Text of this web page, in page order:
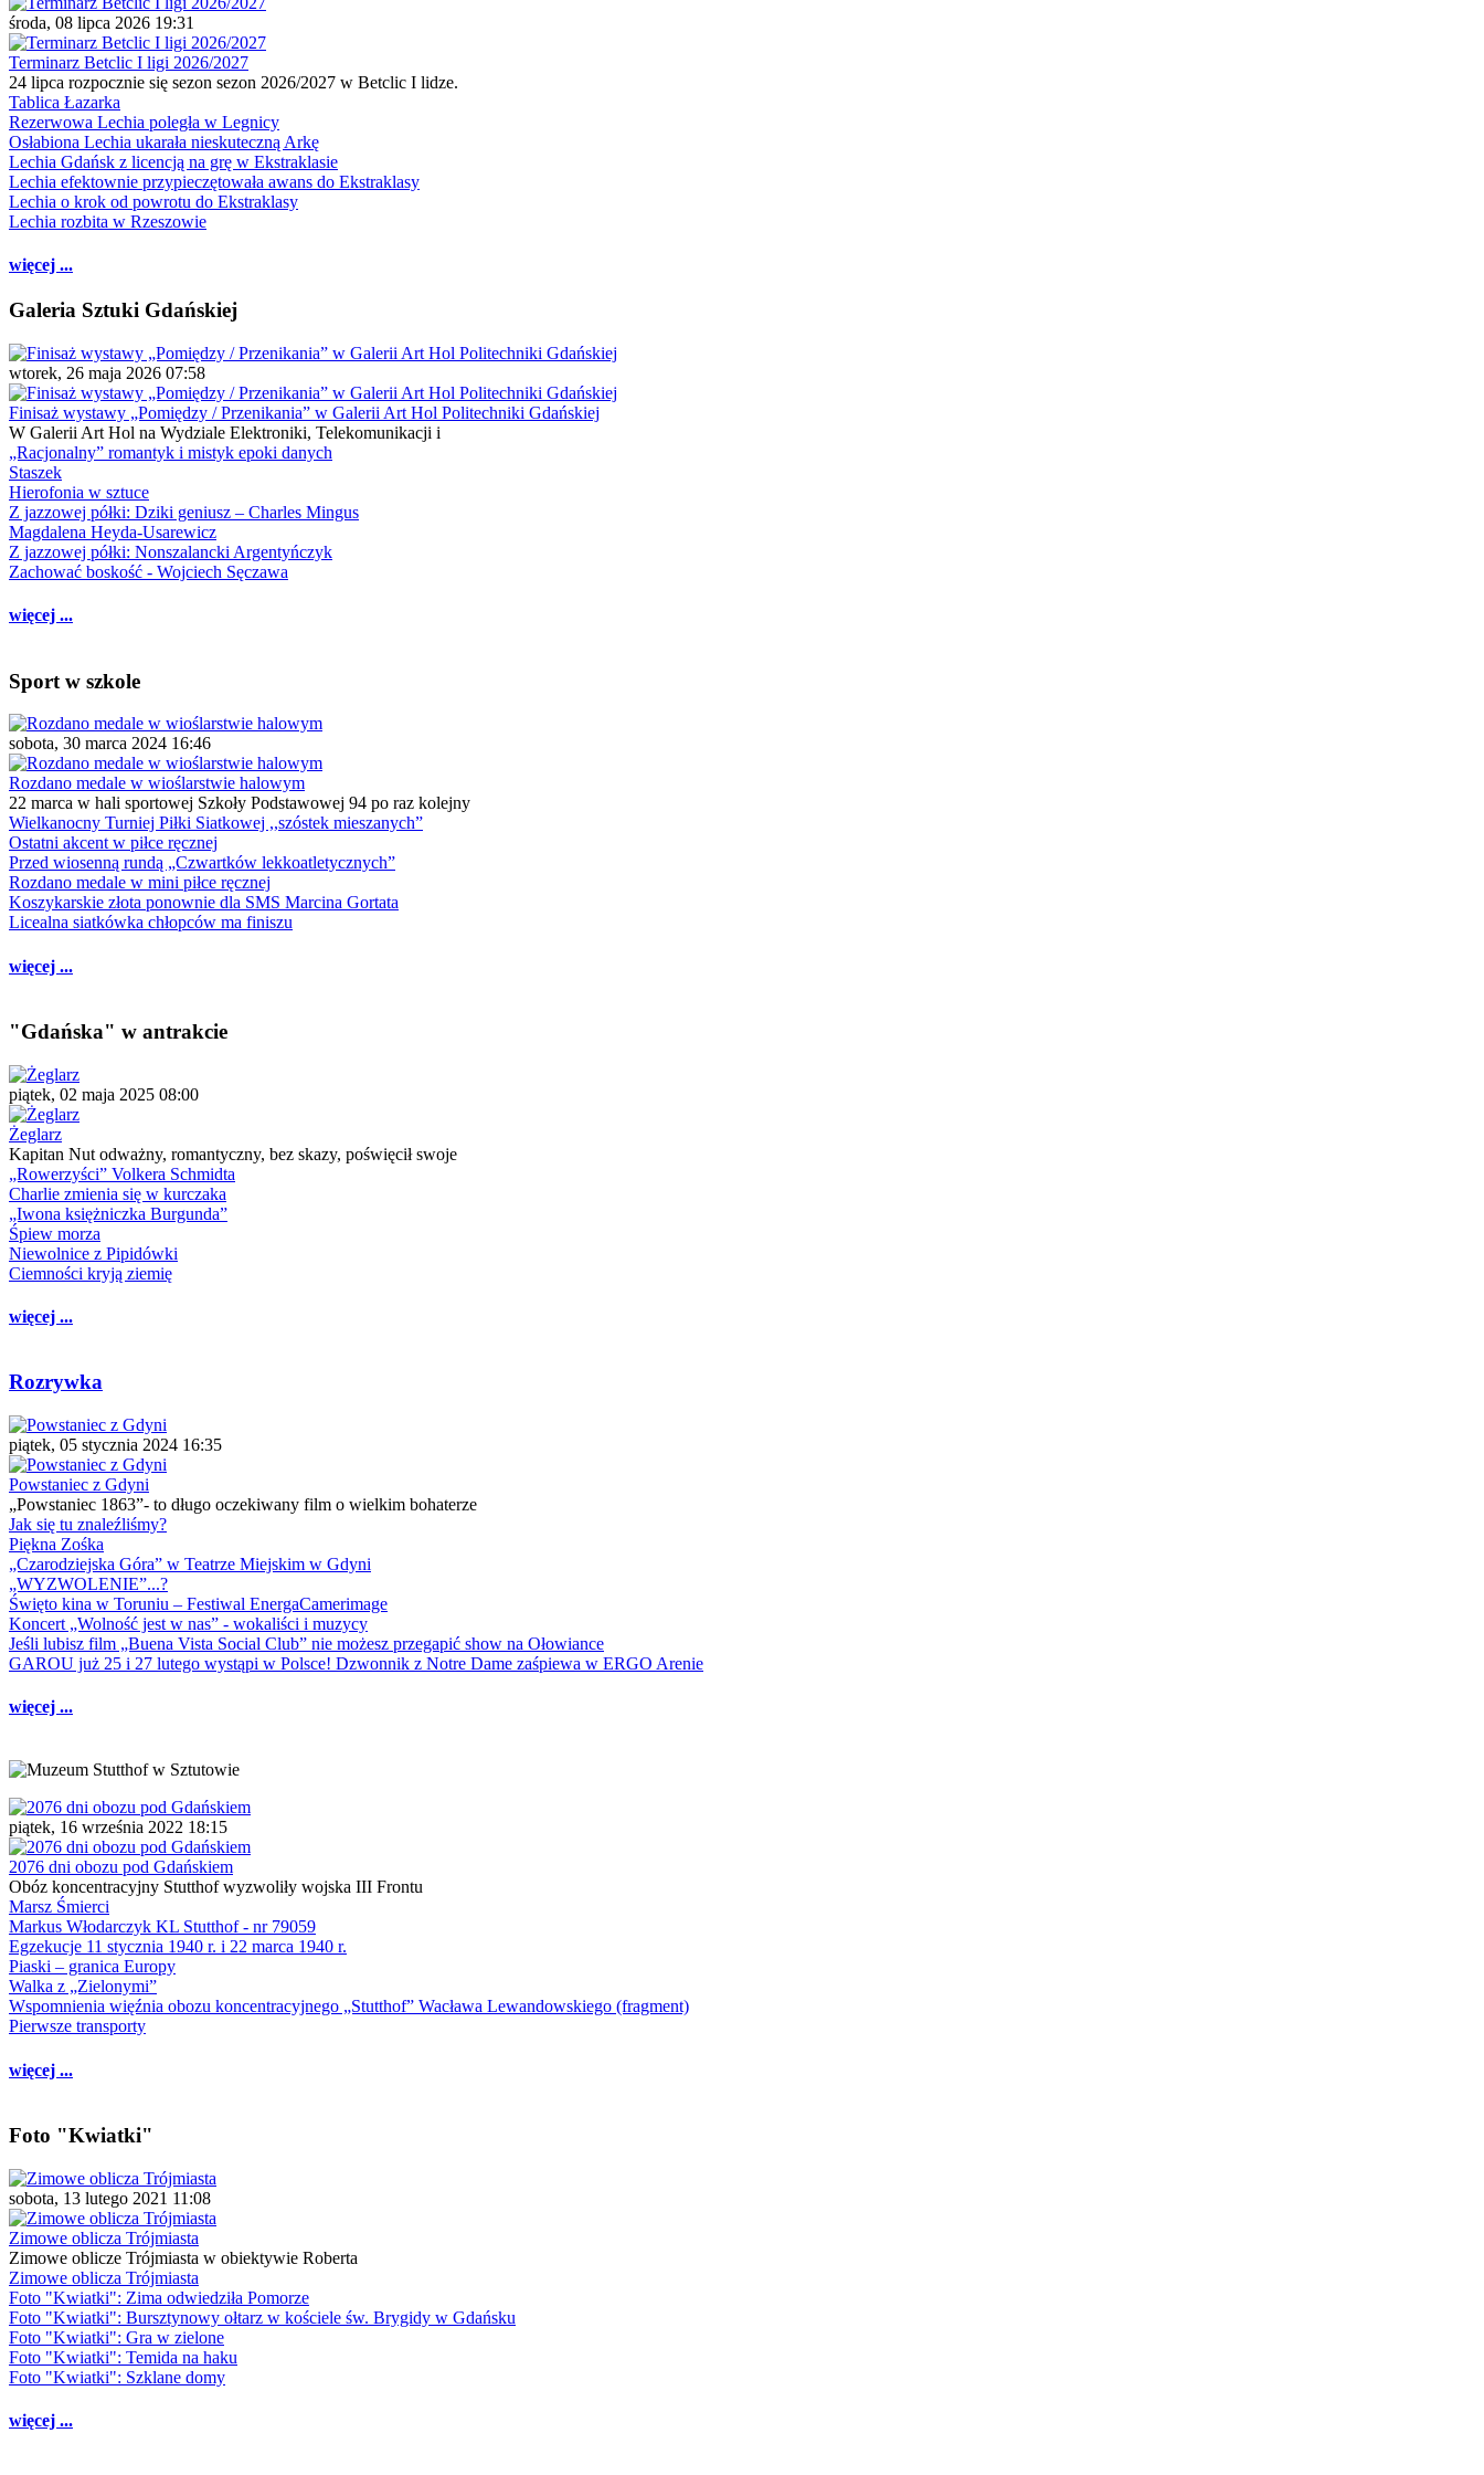
środa, 08 lipca 2026 19:31
Terminarz Betclic I ligi 2026/2027
24 lipca rozpocznie się sezon sezon 2026/2027 w Betclic I lidze.
Tablica Łazarka
Rezerwowa Lechia poległa w Legnicy
Osłabiona Lechia ukarała nieskuteczną Arkę
Lechia Gdańsk z licencją na grę w Ekstraklasie
Lechia efektownie przypieczętowała awans do Ekstraklasy
Lechia o krok od powrotu do Ekstraklasy
Lechia rozbita w Rzeszowie
więcej ...
Galeria Sztuki Gdańskiej
wtorek, 26 maja 2026 07:58
Finisaż wystawy „Pomiędzy / Przenikania” w Galerii Art Hol Politechniki Gdańskiej
W Galerii Art Hol na Wydziale Elektroniki, Telekomunikacji i
„Racjonalny” romantyk i mistyk epoki danych
Staszek
Hierofonia w sztuce
Z jazzowej półki: Dziki geniusz – Charles Mingus
Magdalena Heyda-Usarewicz
Z jazzowej półki: Nonszalancki Argentyńczyk
Zachować boskość - Wojciech Sęczawa
więcej ...
Sport w szkole
sobota, 30 marca 2024 16:46
Rozdano medale w wioślarstwie halowym
22 marca w hali sportowej Szkoły Podstawowej 94 po raz kolejny
Wielkanocny Turniej Piłki Siatkowej ,,szóstek mieszanych”
Ostatni akcent w piłce ręcznej
Przed wiosenną rundą „Czwartków lekkoatletycznych”
Rozdano medale w mini piłce ręcznej
Koszykarskie złota ponownie dla SMS Marcina Gortata
Licealna siatkówka chłopców ma finiszu
więcej ...
"Gdańska" w antrakcie
piątek, 02 maja 2025 08:00
Żeglarz
Kapitan Nut odważny, romantyczny, bez skazy, poświęcił swoje
„Rowerzyści” Volkera Schmidta
Charlie zmienia się w kurczaka
„Iwona księżniczka Burgunda”
Śpiew morza
Niewolnice z Pipidówki
Ciemności kryją ziemię
więcej ...
Rozrywka
piątek, 05 stycznia 2024 16:35
Powstaniec z Gdyni
„Powstaniec 1863”- to długo oczekiwany film o wielkim bohaterze
Jak się tu znaleźliśmy?
Piękna Zośka
„Czarodziejska Góra” w Teatrze Miejskim w Gdyni
„WYZWOLENIE”...?
Święto kina w Toruniu – Festiwal EnergaCamerimage
Koncert „Wolność jest w nas” - wokaliści i muzycy
Jeśli lubisz film „Buena Vista Social Club” nie możesz przegapić show na Ołowiance
GAROU już 25 i 27 lutego wystąpi w Polsce! Dzwonnik z Notre Dame zaśpiewa w ERGO Arenie
więcej ...
piątek, 16 września 2022 18:15
2076 dni obozu pod Gdańskiem
Obóz koncentracyjny Stutthof wyzwoliły wojska III Frontu
Marsz Śmierci
Markus Włodarczyk KL Stutthof - nr 79059
Egzekucje 11 stycznia 1940 r. i 22 marca 1940 r.
Piaski – granica Europy
Walka z „Zielonymi”
Wspomnienia więźnia obozu koncentracyjnego „Stutthof” Wacława Lewandowskiego (fragment)
Pierwsze transporty
więcej ...
Foto "Kwiatki"
sobota, 13 lutego 2021 11:08
Zimowe oblicza Trójmiasta
Zimowe oblicze Trójmiasta w obiektywie Roberta
Zimowe oblicza Trójmiasta
Foto "Kwiatki": Zima odwiedziła Pomorze
Foto "Kwiatki": Bursztynowy ołtarz w kościele św. Brygidy w Gdańsku
Foto "Kwiatki": Gra w zielone
Foto "Kwiatki": Temida na haku
Foto "Kwiatki": Szklane domy
więcej ...